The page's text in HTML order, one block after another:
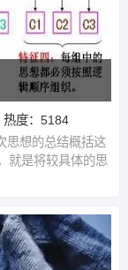
热度：5184
思想的总结概括这
就是将较具体的思